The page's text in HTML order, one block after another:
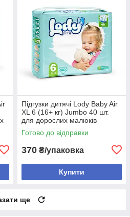
Підгузки дитячі Lody Baby Air
XL 6 (16+ кг) Jumbo 40 шт.
для дорослих малюків
Готово до відправки
370 ₴/упаковка
Купити
ще